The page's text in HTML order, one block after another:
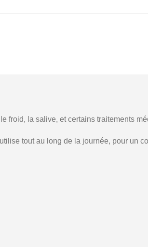
froid, la salive, et certains traitements
tout au long de la journée, pour un